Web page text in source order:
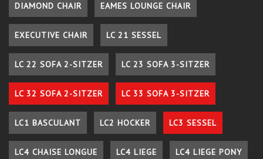
DIAMOND CHAIR EAMES LOUNGE CHAIR
EXECUTIVE CHAIR LC 21 SESSEL
LC 22 SOFA 2-SITZER LC 23 SOFA 3-SITZER
LC 32 SOFA 2-SITZER LC 33 SOFA 3-SITZER
LC1 BASCULANT LC2 HOCKER LC3 SESSEL
LC4 CHAISE LONGUE LC4 LIEGE LC4 LIEGE PONY